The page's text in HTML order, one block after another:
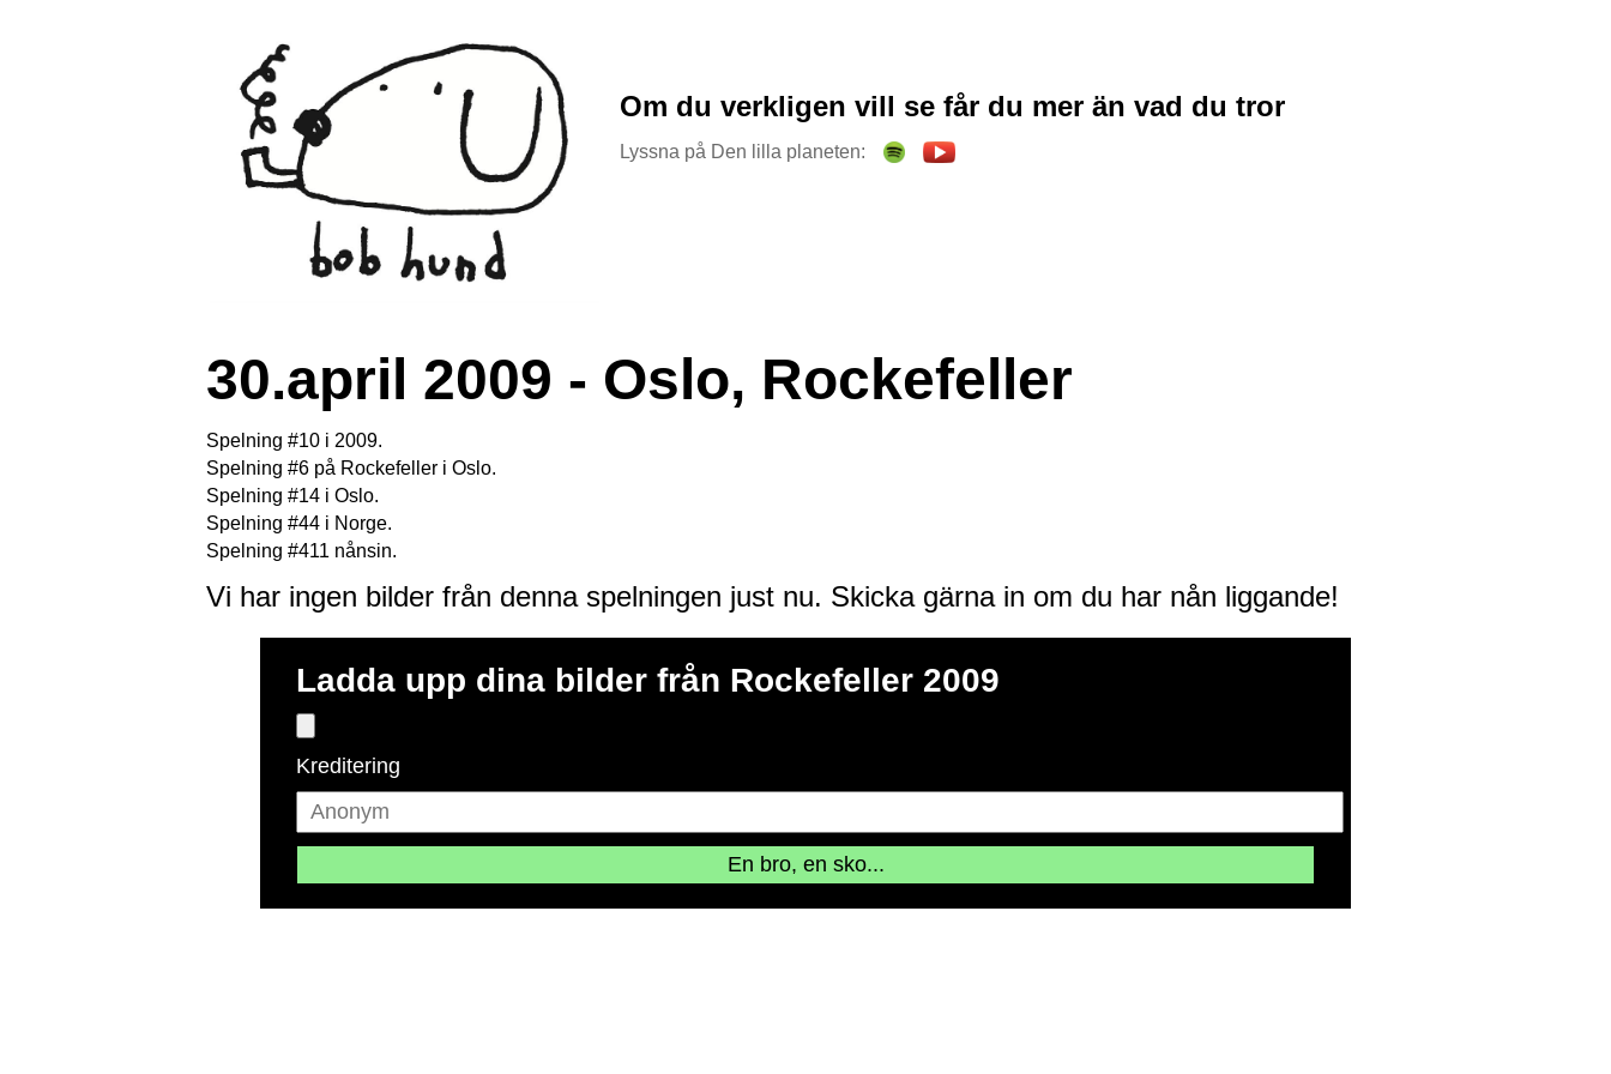
Om du verkligen vill se får du mer än vad du tror
Lyssna på Den lilla planeten:
30.april 2009 - Oslo, Rockefeller
Spelning #10 i 2009.
Spelning #6 på Rockefeller i Oslo.
Spelning #14 i Oslo.
Spelning #44 i Norge.
Spelning #411 nånsin.
Vi har ingen bilder från denna spelningen just nu. Skicka gärna in om du har nån liggande!
Ladda upp dina bilder från Rockefeller 2009
Kreditering